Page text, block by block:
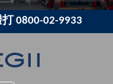
0800-02-9933